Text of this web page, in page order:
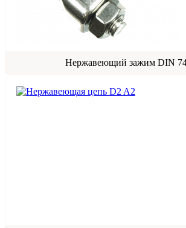
Нержавеющий зажим DIN